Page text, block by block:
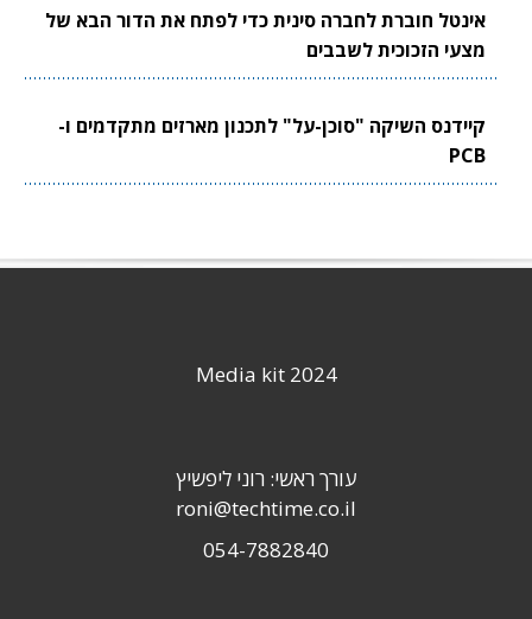
אינטל חוברת לחברה סינית כדי לפתח את הדור הבא של
מצעי הזכוכית לשבבים
קיידנס השיקה "סוכן-על" לתכנון מארזים מתקדמים ו-
PCB
Media kit 2024
עורך ראשי: רוני ליפשיץ
roni@techtime.co.il
054-7882840